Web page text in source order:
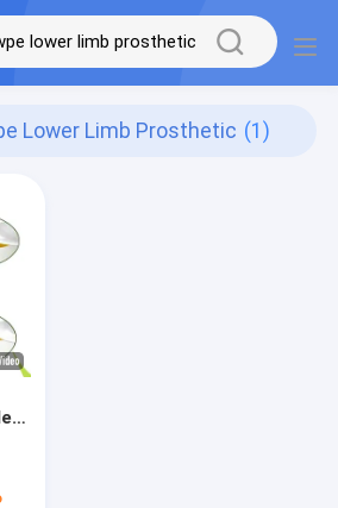
Lower Limb Prosthetic (1)